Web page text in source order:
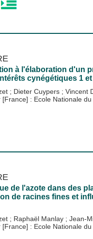
à l'élaboration d'un
cynégétiques 1
; Dieter Cuypers ; Vincent
[France] : Ecole Nationale
de l'azote dans des
de racines fines et
; Raphaël Manlay ; Jean-
[France] : Ecole Nationale